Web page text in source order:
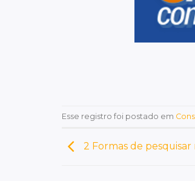
Esse registro foi postado em
2 Formas de pesquisar